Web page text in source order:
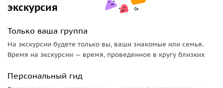
экскурсия
Только ваша группа
На экскурсии будете только вы, ваши знакомые или семья.
Время на экскурсии — время, проведенное в кругу близких
Персональный гид